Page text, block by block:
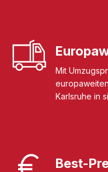
Mit
Karlsruhe in
Best-